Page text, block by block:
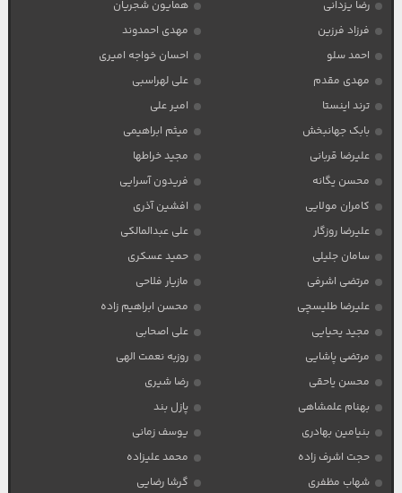
رضا یزدانی
همایون شجریان
فرزاد فرزین
مهدی احمدوند
احمد سلو
احسان خواجه امیری
مهدی مقدم
علی لهراسبی
ترند اینستا
امیر علی
بابک جهانبخش
میثم ابراهیمی
علیرضا قربانی
مجید خراطها
محسن یگانه
فریدون آسرایی
کامران مولایی
افشین آذری
علیرضا روزگار
علی عبدالمالکی
سامان جلیلی
حمید عسکری
مرتضی اشرفی
مازیار فلاحی
علیرضا طلیسچی
محسن ابراهیم زاده
مجید یحیایی
علی اصحابی
مرتضی پاشایی
روزبه نعمت الهی
محسن یاحقی
رضا شیری
بهنام علمشاهی
پازل بند
بنیامین بهادری
یوسف زمانی
حجت اشرف زاده
محمد علیزاده
شهاب مظفری
گرشا رضایی